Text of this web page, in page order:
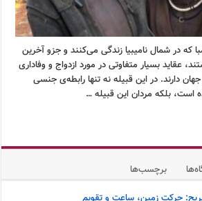
در شمال نامیبیا زندگی می‌کنند و جزو آخرین
عقاید بسیار متفاوتی در مورد ازدواج و وفاداری
دارند. در این قبیله نه تنها رابطه‌ی جنسی
است، بلکه مردان این قبیله …
برچسب‌ها
حرکت زمین، ساعت و تقویم